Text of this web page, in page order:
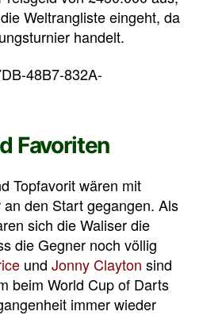
Weltrangliste eingeht, da
handelt.
48B7-832A-
Favoriten
Topfavorit wären mit
den Start gegangen. Als
sich die Waliser die
die Gegner noch völlig
und Jonny Clayton sind
beim World Cup of Darts
immer wieder